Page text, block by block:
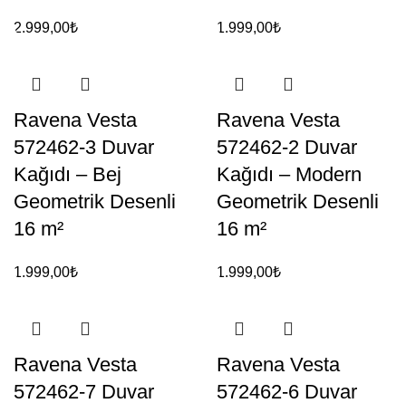
2.999,00₺ 1.999,00₺
Ravena Vesta
572462-3 Duvar
Kağıdı – Bej
Geometrik Desenli
16 m²
1.999,00₺
Ravena Vesta
572462-2 Duvar
Kağıdı – Modern
Geometrik Desenli
16 m²
1.999,00₺
Ravena Vesta
572462-7 Duvar
Ravena Vesta
572462-6 Duvar